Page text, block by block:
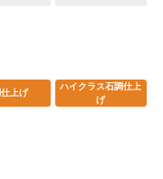
上げ
ハイクラス石調仕上
げ